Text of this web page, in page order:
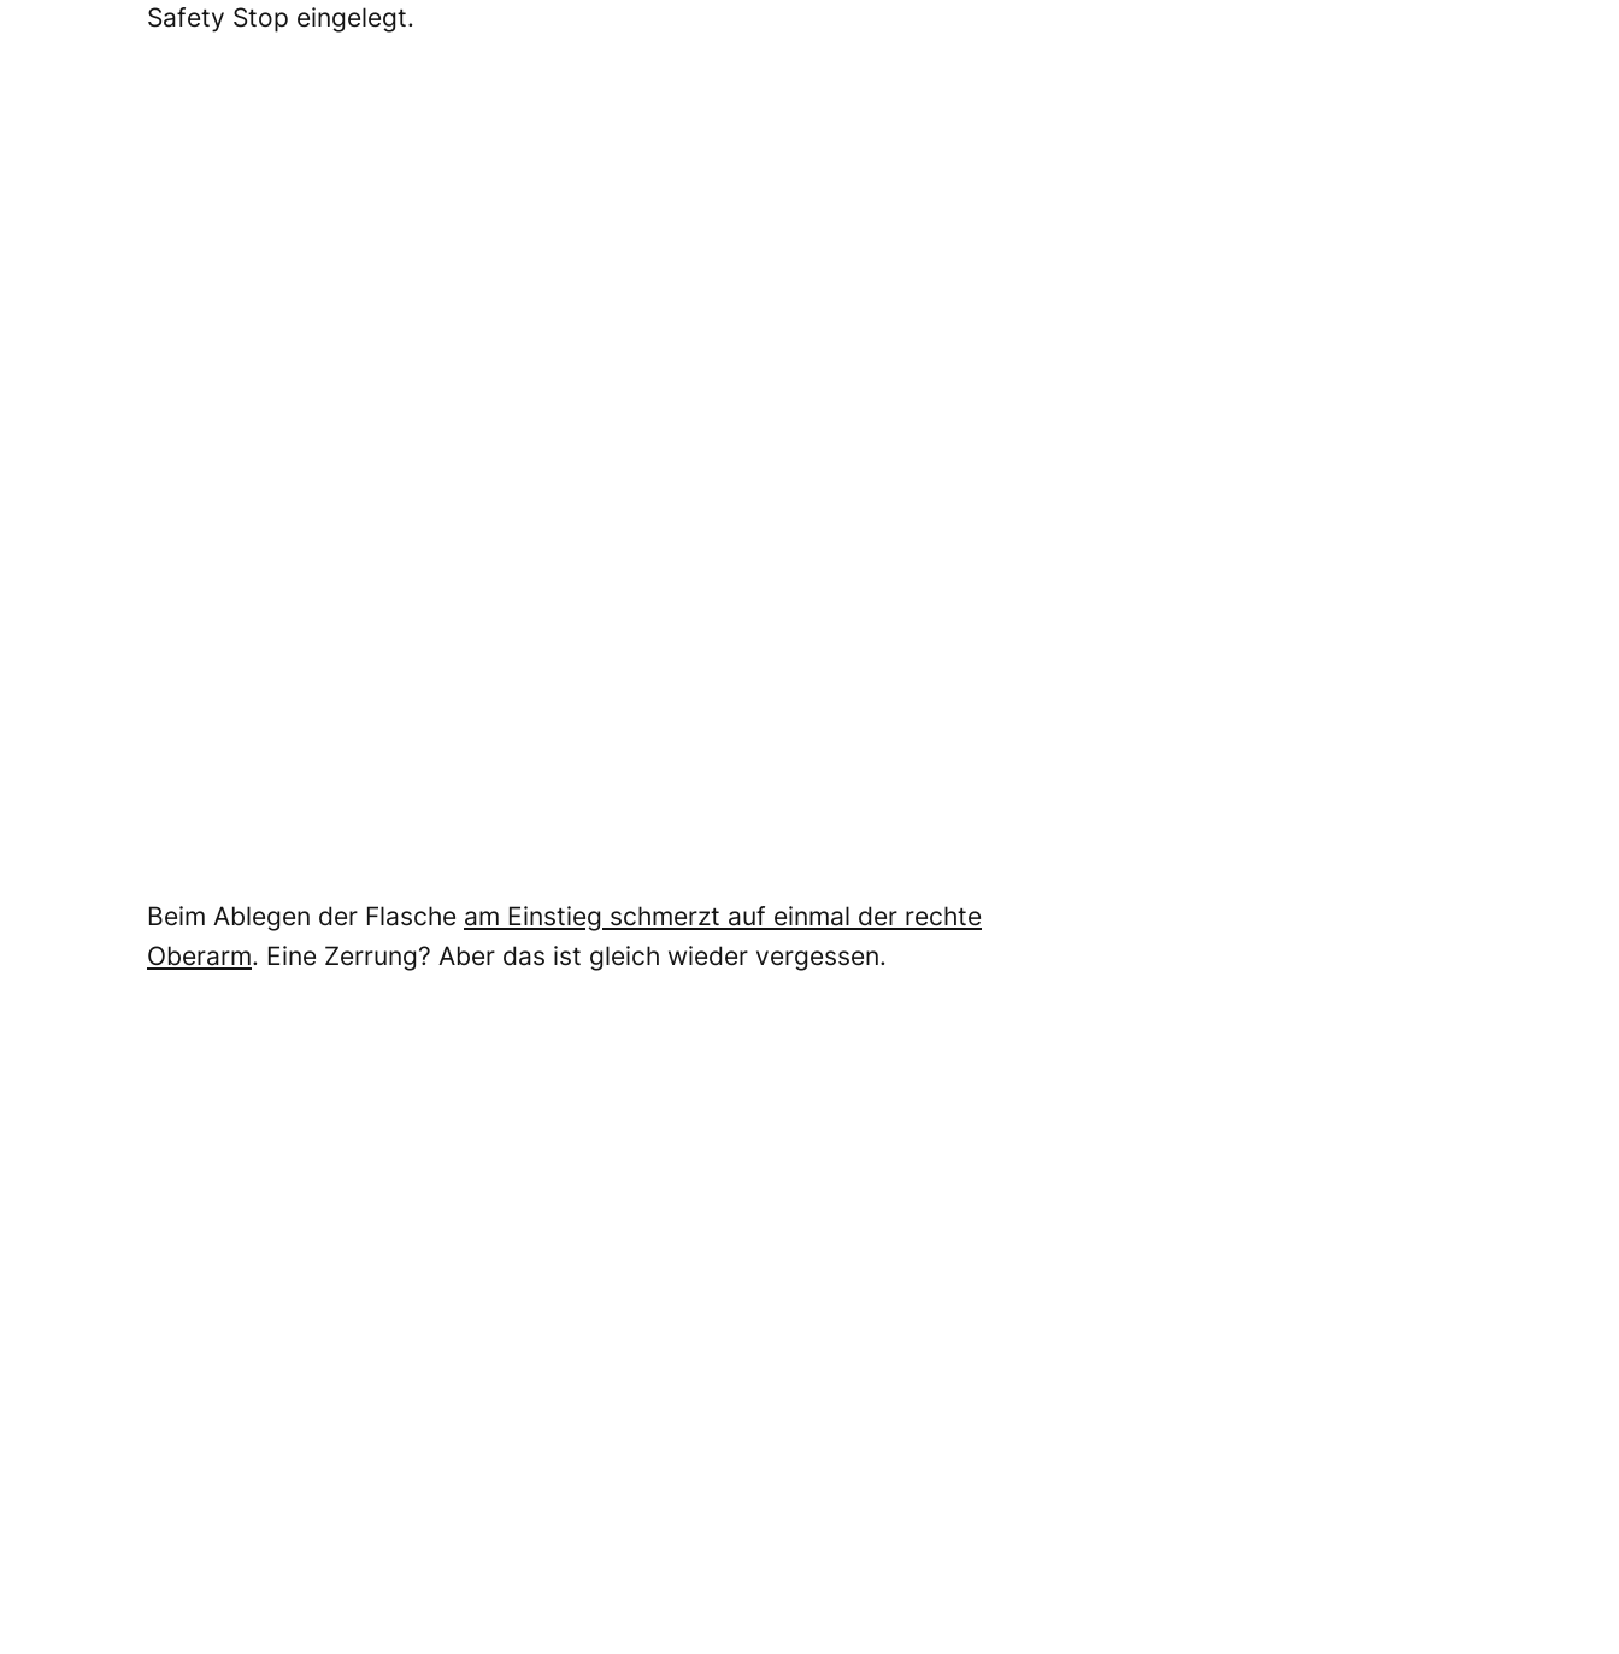
Safety Stop eingelegt.
Beim Ablegen der Flasche am Einstieg schmerzt auf einmal der rechte
Oberarm. Eine Zerrung? Aber das ist gleich wieder vergessen.